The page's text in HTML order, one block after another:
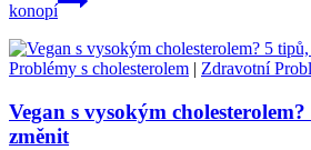
konopí
Problémy s cholesterolem | Zdravotní
Vegan s vysokým
změnit